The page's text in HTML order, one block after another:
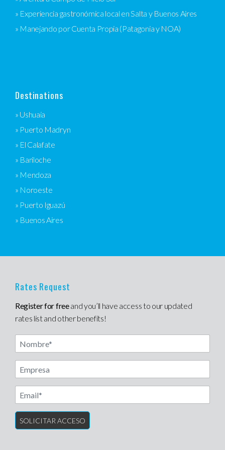
» Experiencia gastronómica local en Salta y Buenos Aires
» Manejando por Cuenta Propia (Patagonia y NOA)
Destinations
» Ushuaia
» Puerto Madryn
» El Calafate
» Bariloche
» Mendoza
» Noroeste
» Puerto Iguazú
» Buenos Aires
Rates Request
Register for freeand you’ll have access to our updated
rates list and other benefits!
Nombre
Another label